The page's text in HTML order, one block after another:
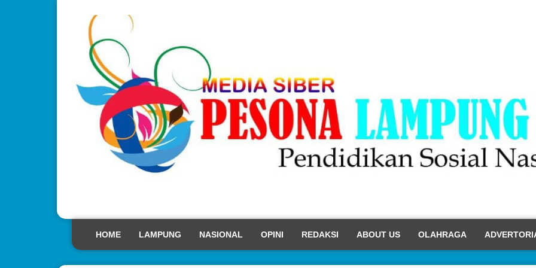
HOME LAMPUNG NASIONAL OPINI REDAKSI ABOUT US OLAHRAGA